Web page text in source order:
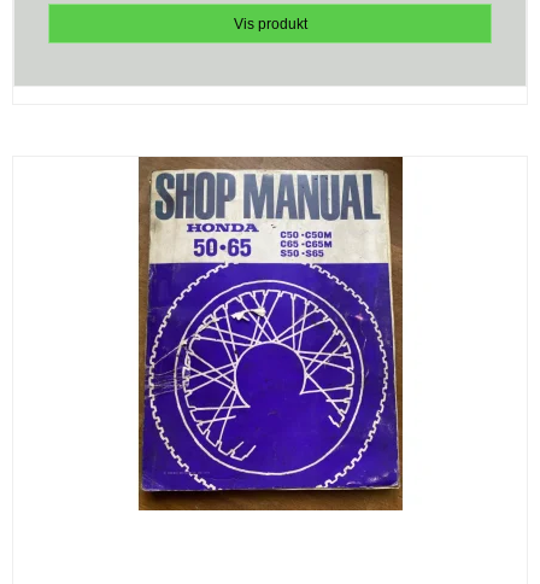
Vis produkt